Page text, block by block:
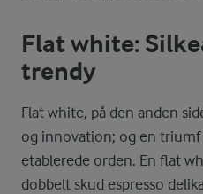
Flat white:
trendy
Flat white, på den anden
og innovation; og en triumf
etablerede orden. En flat
dobbelt skud espresso